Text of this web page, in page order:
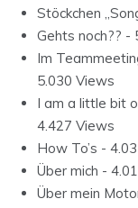
Stöckchen
Gehts noch?? -
Im
5.030 Views
I am a little bit
4.427 Views
How To’s -
Über mich -
Über mein